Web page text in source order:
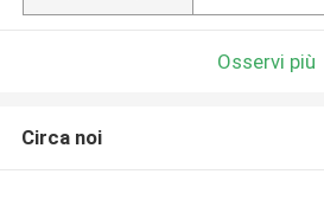
Osservi più
Circa noi